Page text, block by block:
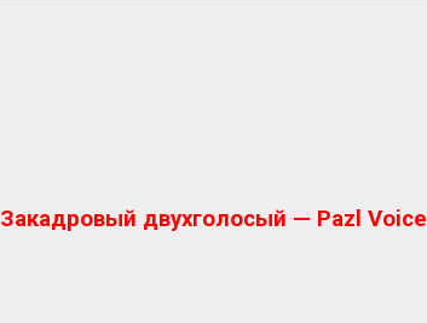
Закадровый двухголосый — Pazl Voice